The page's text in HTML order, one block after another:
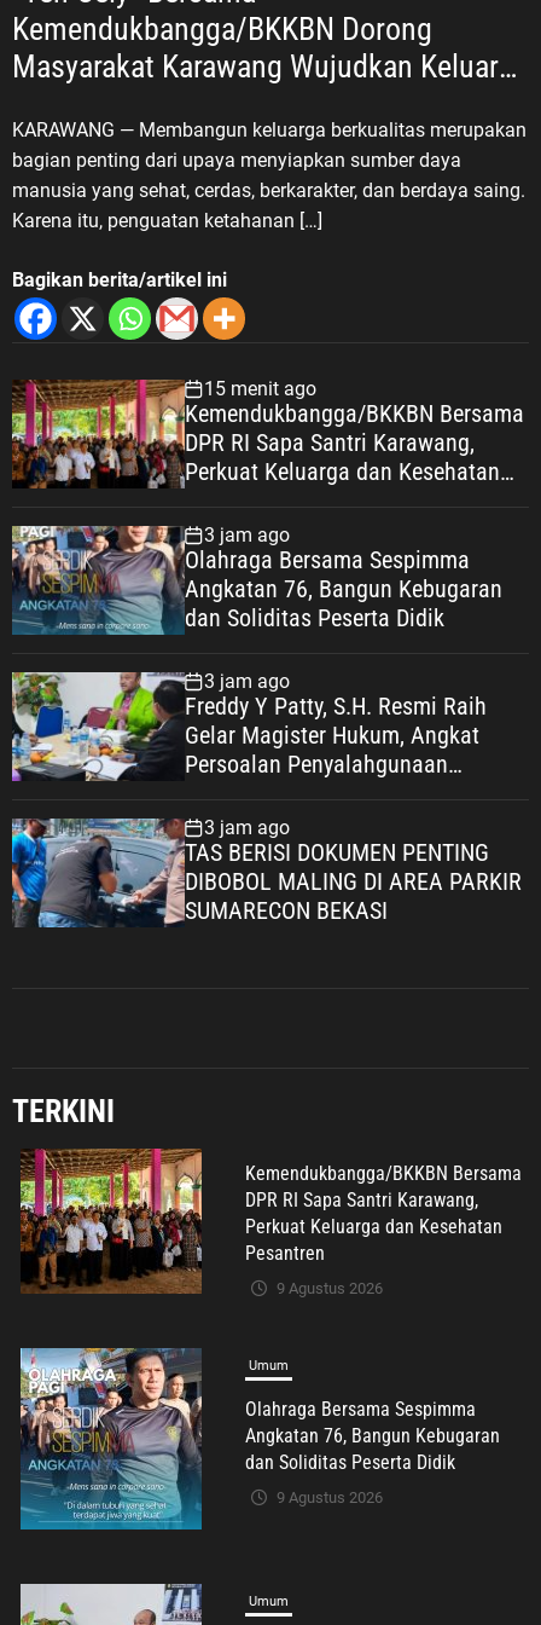
Kemendukbangga/BKKBN Dorong
Masyarakat Karawang Wujudkan Keluarga
KARAWANG — Membangun keluarga berkualitas merupakan
bagian penting dari upaya menyiapkan sumber daya
manusia yang sehat, cerdas, berkarakter, dan berdaya saing.
Karena itu, penguatan ketahanan […]
Bagikan berita/artikel ini
15 menit ago
Kemendukbangga/BKKBN Bersama
DPR RI Sapa Santri Karawang,
Perkuat Keluarga dan Kesehatan
3 jam ago
Olahraga Bersama Sespimma
Angkatan 76, Bangun Kebugaran
dan Soliditas Peserta Didik
3 jam ago
Freddy Y Patty, S.H. Resmi Raih
Gelar Magister Hukum, Angkat
Persoalan Penyalahgunaan
Tanah
3 jam ago
TAS BERISI DOKUMEN PENTING
DIBOBOL MALING DI AREA PARKIR
SUMARECON BEKASI
TERKINI
Umum
Olahraga Bersama Sespimma
Angkatan 76, Bangun Kebugaran
dan Soliditas Peserta Didik
Umum
Freddy Y Patty, S.H. Resmi Raih
Gelar Magister Hukum, Angkat
9 Agustus 2026